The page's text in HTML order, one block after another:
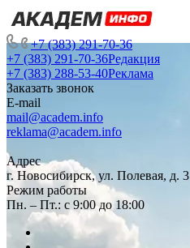
+7 (383) 291-70-36
+7 (383) 291-70-36Редакция
+7 (383) 288-53-40Реклама
Заказать звонок
E-mail
mail@academ.info
reklama@academ.info
Адрес
г. Новосибирск, ул. Полевая, д. 3
Режим работы
Пн. – Пт.: с 9:00 до 18:00